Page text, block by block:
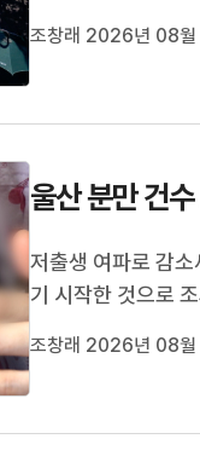
울 순으로 유출 비
조창래 2026년 08월
울산 분만 건
저출생 여파로 감
기 시작한 것으로
과 비교해 9.8% 감
조창래 2026년 08월